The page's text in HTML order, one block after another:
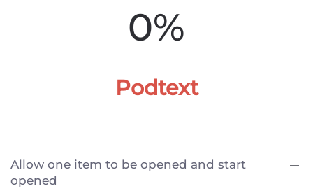
0%
Podtext
Allow one item to be opened and start
opened